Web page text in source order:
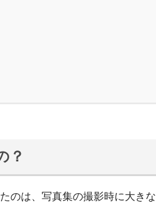
？
のは、写真集の撮影時に大きな